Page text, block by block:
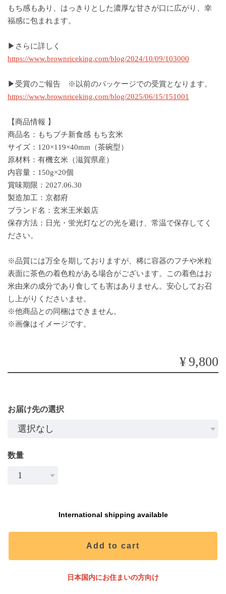
もち感もあり、はっきりとした濃厚な甘さが口に広がり、幸
福感に包まれます。
▶︎さらに詳しく
https://www.brownriceking.com/blog/2024/10/09/103000
▶︎受賞のご報告 ※以前のパッケージでの受賞となります。
https://www.brownriceking.com/blog/2025/06/15/151001
【商品情報 】
商品名：もちプチ新食感 もち玄米
サイズ：120×119×40mm（茶碗型）
原材料：有機玄米（滋賀県産）
内容量：150g×20個
賞味期限：2027.06.30
製造加工：京都府
ブランド名：玄米王米穀店
保存方法：日光・蛍光灯などの光を避け、常温で保存してく
ださい。
※品質には万全を期しておりますが、稀に容器のフチや米粒
表面に茶色の着色粒がある場合がございます。この着色はお
米由来の成分であり食しても害はありません。安心してお召
し上がりくださいませ。
※他商品との同梱はできません。
※画像はイメージです。
¥9,800
お届け先の選択
数量
International shipping available
Add to cart
日本国内にお住まいの方向け